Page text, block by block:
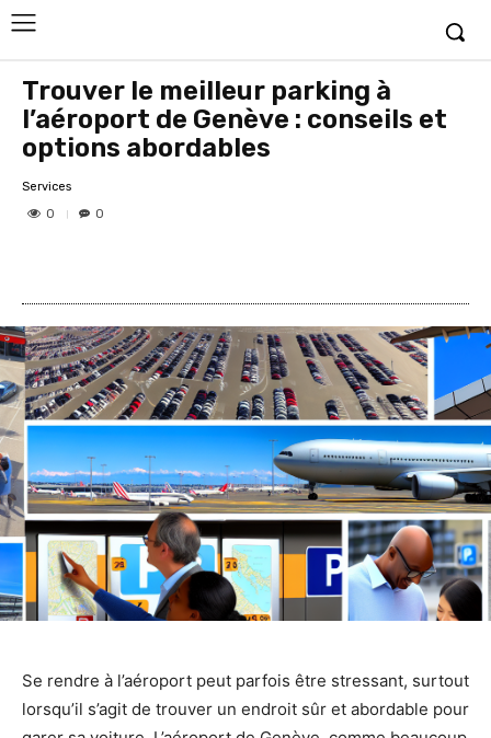
Trouver le meilleur parking à
l’aéroport de Genève : conseils et
options abordables
Services
0
0
Se rendre à l’aéroport peut parfois être stressant, surtout
lorsqu’il s’agit de trouver un endroit sûr et abordable pour